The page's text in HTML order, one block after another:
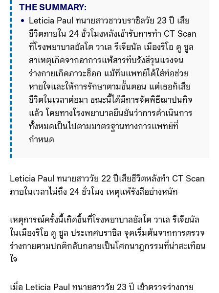
THE SUMMARY:
Leticia Paul ทนายสาวชาวบราซิลวัย 23 ปี เสีย
ชีวิตภายใน 24 ชั่วโมงหลังเข้ารับการทำ CT Scan
ที่โรงพยาบาลอัลโต วาเล รีเจียนัล เมืองริโอ ดู ซูล
สาเหตุเกิดจากอาการแพ้สารทึบรังสีรุนแรงจน
ร่างกายเกิดภาวะช็อก แม้ทีมแพทย์ได้ใส่ท่อช่วย
หายใจและให้การรักษาตามขั้นตอน แต่เธอก็เสีย
ชีวิตในเวลาต่อมา ขณะนี้ได้มีการจัดพิธีฌาปนกิจ
แล้ว โดยทางโรงพยาบาลยืนยันว่าการดำเนินการ
ทั้งหมดเป็นไปตามมาตรฐานทางการแพทย์ที่
กำหนด
Leticia Paul ทนายสาววัย 22 ปีเสียชีวิตหลังทำ CT Scan
ภายในเวลาไม่ถึง 24 ชั่วโมง เหตุแพ้รังสีอย่างหนัก
เหตุการณ์ครั้งนี้เกิดขึ้นที่โรงพยาบาลอัลโต วาเล รีเจียนัล
ในเมืองริโอ ดู ซูล ประเทศบราซิล จุดเริ่มต้นจากการตรวจ
ร่างกายตามปกติกลับกลายเป็นโศกนาฏกรรมที่น่าสะเทือน
ใจ
เมื่อ Leticia Paul ทนายสาววัย 23 ปี เข้าตรวจร่างกาย